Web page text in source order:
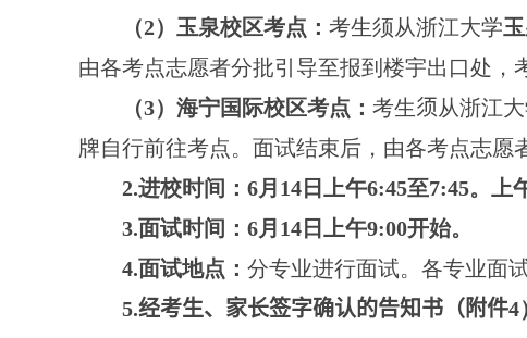
（2）玉泉校区考点：考生须从浙江大学
由各考点志愿者分批引导至报到楼宇出口处，
（3）海宁国际校区考点：考生须从浙江
牌自行前往考点。面试结束后，由各考点志愿
2.进校时间：6月 14 日上午6:45至7:45。上
3.面试时间：6月 14 日上午9:00开始。
4.面试地点：分专业进行面试。各专业面
5.经考生、家长签字确认的告知书（附件4